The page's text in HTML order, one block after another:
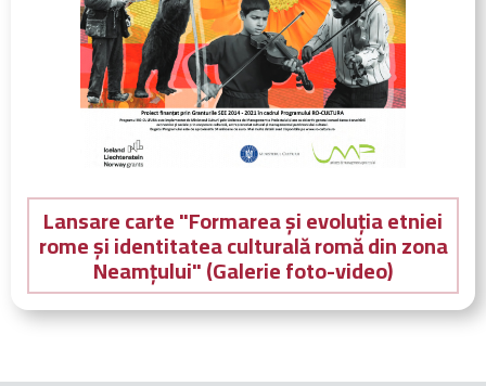
Lansare carte "Formarea și evoluția etniei
rome și identitatea culturală romă din zona
Neamțului" (Galerie foto-video)